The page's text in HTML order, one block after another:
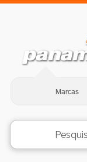
Marcas